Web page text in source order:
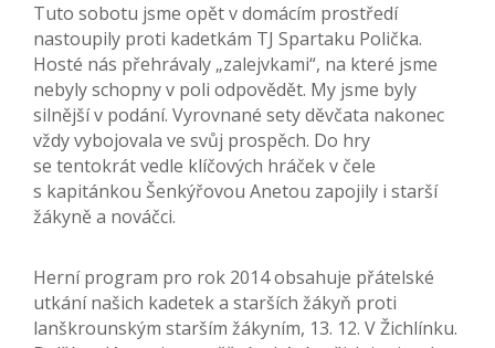
Tuto sobotu jsme opět v domácím prostředí
nastoupily proti kadetkám TJ Spartaku Polička.
Hosté nás přehrávaly „zalejvkami“, na které jsme
nebyly schopny v poli odpovědět. My jsme byly
silnější v podání. Vyrovnané sety děvčata nakonec
vždy vybojovala ve svůj prospěch. Do hry
se tentokrát vedle klíčových hráček v čele
s kapitánkou Šenkýřovou Anetou zapojily i starší
žákyně a nováčci.
Herní program pro rok 2014 obsahuje přátelské
utkání našich kadetek a starších žákyň proti
lanškrounským starším žákyním, 13. 12. V Žichlínku.